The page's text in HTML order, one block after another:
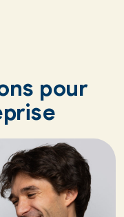
pour